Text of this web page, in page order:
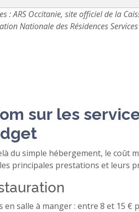
: ARS Occitanie, site officiel de la
Nationale des Résidences Services
sur les
du simple hébergement, le coût
principales prestations et leurs
en salle à manger : entre 8 et 15